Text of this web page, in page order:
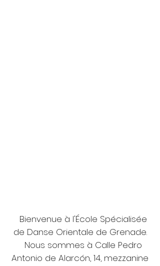
Bienvenue à l'École Spécialisée
de Danse Orientale de Grenade.
Nous sommes à Calle Pedro
Antonio de Alarcón, 14, mezzanine